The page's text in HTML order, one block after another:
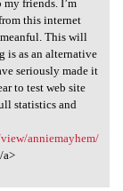
friends. I’m
this internet
This will
is as an alternative
seriously made it
to test web site
statistics and
anniemayhem/